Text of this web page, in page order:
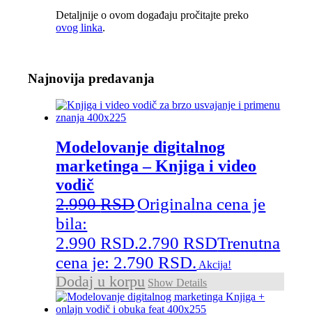
Detaljnije o ovom događaju pročitajte preko
ovog linka.
Najnovija predavanja
Modelovanje digitalnog
marketinga – Knjiga i video
vodič
2.990RSDOriginalna cena je
bila:
2.990 RSD.2.790RSDTrenutna
cena je: 2.790 RSD. Akcija!
Dodaj u korpu Show Details